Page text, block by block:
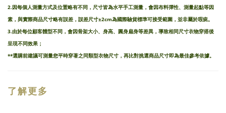
2.因每個人測量方式及位置略有不同，尺寸皆為水平手工測量，會因布料彈性、測量起點等因
素，與實際商品尺寸略有誤差，誤差尺寸±2cm為國際驗貨標準可接受範圍，並非屬於瑕疵。
3.由於每位顧客體型不同，會因骨架大小、身高、圓身扁身等差異，導致相同尺寸衣物穿搭後
呈現不同效果；
**選購前建議可測量您平時穿著之同類型衣物尺寸，再比對挑選商品尺寸即為最佳參考依據。
了解更多